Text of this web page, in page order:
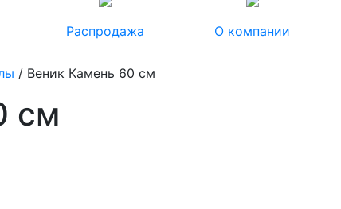
Распродажа О компании
/ Веник Камень 60 см
см